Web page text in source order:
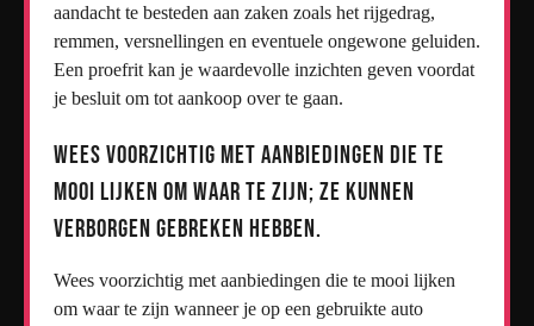
aandacht te besteden aan zaken zoals het rijgedrag,
remmen, versnellingen en eventuele ongewone geluiden.
Een proefrit kan je waardevolle inzichten geven voordat
je besluit om tot aankoop over te gaan.
Wees voorzichtig met aanbiedingen die te
mooi lijken om waar te zijn; ze kunnen
verborgen gebreken hebben.
Wees voorzichtig met aanbiedingen die te mooi lijken
om waar te zijn wanneer je op een gebruikte auto